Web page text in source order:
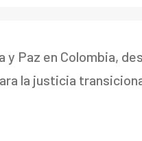
y Paz en Colombia,
la justicia